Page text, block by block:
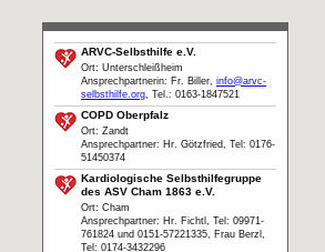
ARVC-Selbsthilfe e.V.
Ort: Unterschleißheim
Ansprechpartnerin: Fr. Biller, info@arvc-
selbsthilfe.org, Tel.: 0163-1847521
COPD Oberpfalz
Ort: Zandt
Ansprechpartner: Hr. Götzfried, Tel: 0176-
51450374
Kardiologische Selbsthilfegruppe
des ASV Cham 1863 e.V.
Ort: Cham
Ansprechpartner: Hr. Fichtl, Tel: 09971-
761824 und 0151-57221335, Frau Berzl,
Tel: 0174-3432296